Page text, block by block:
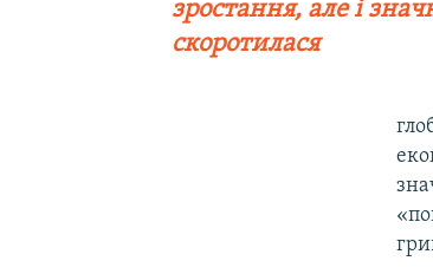
зростання, але і
скоротилася